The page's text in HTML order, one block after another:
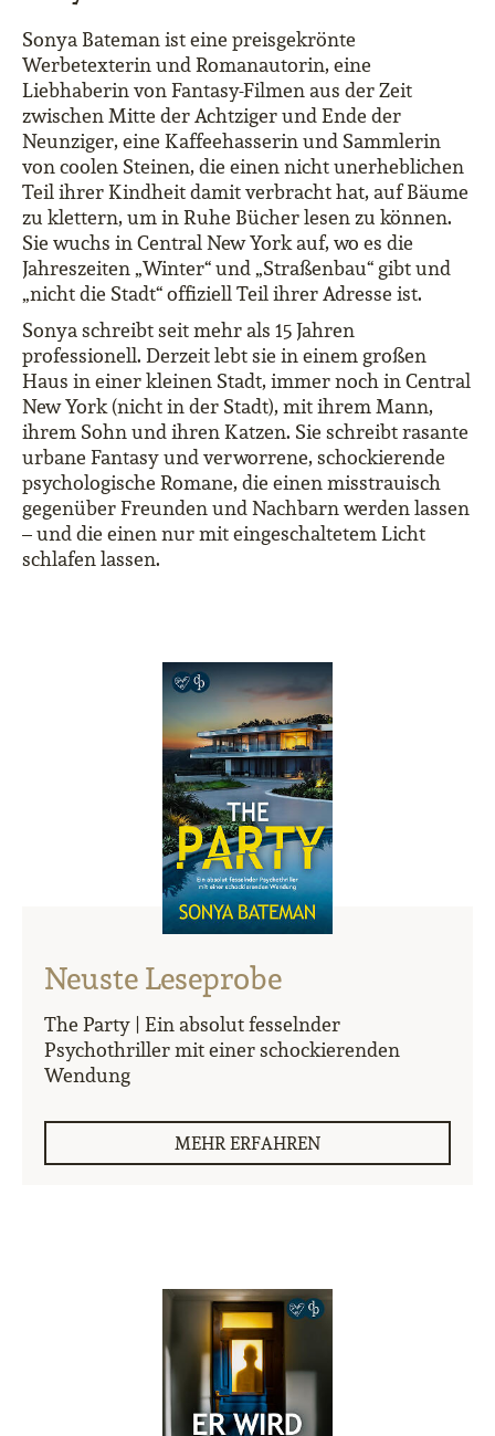
Sonya Bateman ist eine preisgekrönte
Werbetexterin und Romanautorin, eine
Liebhaberin von Fantasy-Filmen aus der Zeit
zwischen Mitte der Achtziger und Ende der
Neunziger, eine Kaffeehasserin und Sammlerin
von coolen Steinen, die einen nicht unerheblichen
Teil ihrer Kindheit damit verbracht hat, auf Bäume
zu klettern, um in Ruhe Bücher lesen zu können.
Sie wuchs in Central New York auf, wo es die
Jahreszeiten „Winter“ und „Straßenbau“ gibt und
„nicht die Stadt“ offiziell Teil ihrer Adresse ist.
Sonya schreibt seit mehr als 15 Jahren
professionell. Derzeit lebt sie in einem großen
Haus in einer kleinen Stadt, immer noch in Central
New York (nicht in der Stadt), mit ihrem Mann,
ihrem Sohn und ihren Katzen. Sie schreibt rasante
urbane Fantasy und verworrene, schockierende
psychologische Romane, die einen misstrauisch
gegenüber Freunden und Nachbarn werden lassen
– und die einen nur mit eingeschaltetem Licht
schlafen lassen.
Neuste Leseprobe
The Party | Ein absolut fesselnder
Psychothriller mit einer schockierenden
Wendung
MEHR ERFAHREN